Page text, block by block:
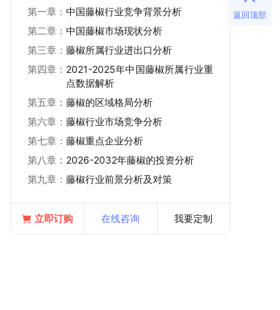
第一章： 中国藤椒行业竞争背景分析
第二章： 中国藤椒市场现状分析
第三章： 藤椒所属行业进出口分析
第四章： 2021-2025年中国藤椒所属行业重
点数据解析
第五章： 藤椒的区域格局分析
第六章： 藤椒行业市场竞争分析
第七章： 藤椒重点企业分析
第八章： 2026-2032年藤椒的投资分析
第九章： 藤椒行业前景分析及对策
立即订购 在线咨询 我要定制
返回顶部